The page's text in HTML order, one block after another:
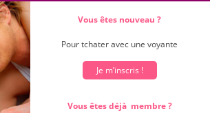
Vous êtes nouveau ?
Pour tchater avec une voyante
Je m’inscris !
Vous êtes déjà membre ?